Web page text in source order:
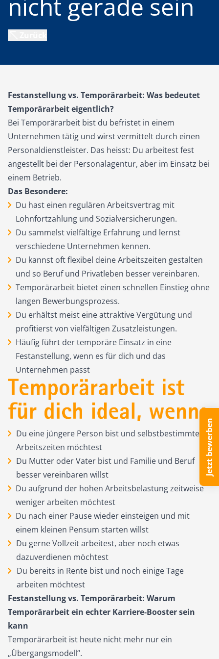
nicht gerade sein
Festanstellung vs. Temporärarbeit: Was bedeutet
Temporärarbeit eigentlich?
Bei Temporärarbeit bist du befristet in einem
Unternehmen tätig und wirst vermittelt durch einen
Personaldienstleister. Das heisst: Du arbeitest fest
angestellt bei der Personalagentur, aber im Einsatz bei
einem Betrieb.
Das Besondere:
Du hast einen regulären Arbeitsvertrag mit
Lohnfortzahlung und Sozialversicherungen.
Du sammelst vielfältige Erfahrung und lernst
verschiedene Unternehmen kennen.
Du kannst oft flexibel deine Arbeitszeiten gestalten
und so Beruf und Privatleben besser vereinbaren.
Temporärarbeit bietet einen schnellen Einstieg ohne
langen Bewerbungsprozess.
Du erhältst meist eine attraktive Vergütung und
profitierst von vielfältigen Zusatzleistungen.
Häufig führt der temporäre Einsatz in eine
Festanstellung, wenn es für dich und das
Unternehmen passt
Du eine jüngere Person bist und selbstbestimmte
Arbeitszeiten möchtest
Du Mutter oder Vater bist und Familie und Beruf
besser vereinbaren willst
Du aufgrund der hohen Arbeitsbelastung zeitweise
weniger arbeiten möchtest
Du nach einer Pause wieder einsteigen und mit
einem kleinen Pensum starten willst
Du gerne Vollzeit arbeitest, aber noch etwas
dazuverdienen möchtest
Du bereits in Rente bist und noch einige Tage
arbeiten möchtest
Festanstellung vs. Temporärarbeit: Warum
Temporärarbeit ein echter Karriere-Booster sein
kann
Temporärarbeit ist heute nicht mehr nur ein
„Übergangsmodell“.
Jetzt bewerben